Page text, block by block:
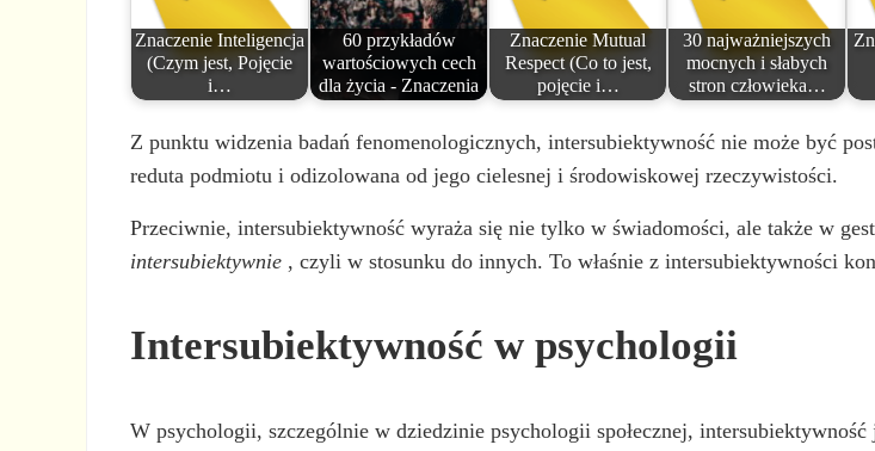
Znaczenie Inteligencja
(Czym jest, Pojęcie
i…
60 przykładów
wartościowych cech
dla życia - Znaczenia
Znaczenie Mutual
Respect (Co to jest,
pojęcie i…
30 najważniejszych
mocnych i słabych
stron człowieka…
Z punktu widzenia badań fenomenologicznych, intersubiektywność nie może być
reduta podmiotu i odizolowana od jego cielesnej i środowiskowej rzeczywistości.
Przeciwnie, intersubiektywność wyraża się nie tylko w świadomości, ale także w
intersubiektywnie , czyli w stosunku do innych. To właśnie z intersubiektywności
Intersubiektywność w psychologii
W psychologii, szczególnie w dziedzinie psychologii społecznej,